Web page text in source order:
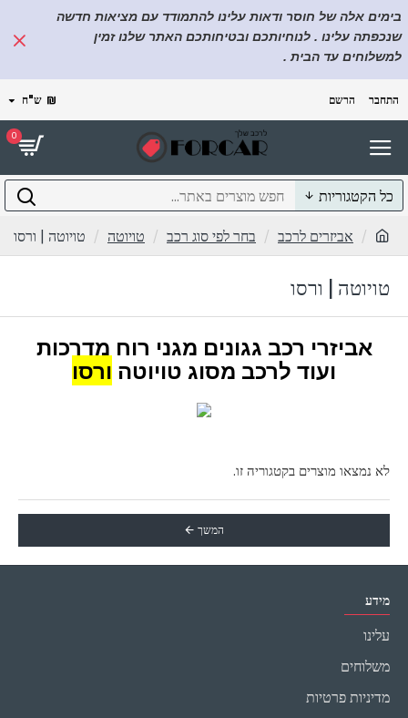
בימים אלה של חוסר ודאות עלינו להתמודד עם מציאות חדשה
שנכפתה עלינו . לנוחיותכם ובטיחותכם האתר שלנו זמין
למשלוחים עד הבית .
התחבר הרשם ₪ ש"ח
0
כל הקטגוריות
אביזרים לרכב בחר לפי סוג רכב טויוטה טויוטה | ורסו
טויוטה | ורסו
אביזרי רכב גגונים מגני רוח מדרכות
ועוד לרכב מסוג טויוטה ורסו
לא נמצאו מוצרים בקטגוריה זו.
המשך
מידע
עלינו
משלוחים
מדיניות פרטיות